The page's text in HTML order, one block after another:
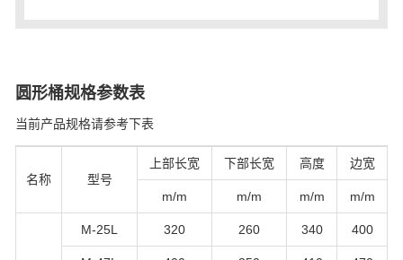
圆形桶规格参数表
当前产品规格请参考下表
名称 型号
上部长宽 下部长宽 高度 边宽
m/m m/m m/m m/m
M-25L 320 260 340 400